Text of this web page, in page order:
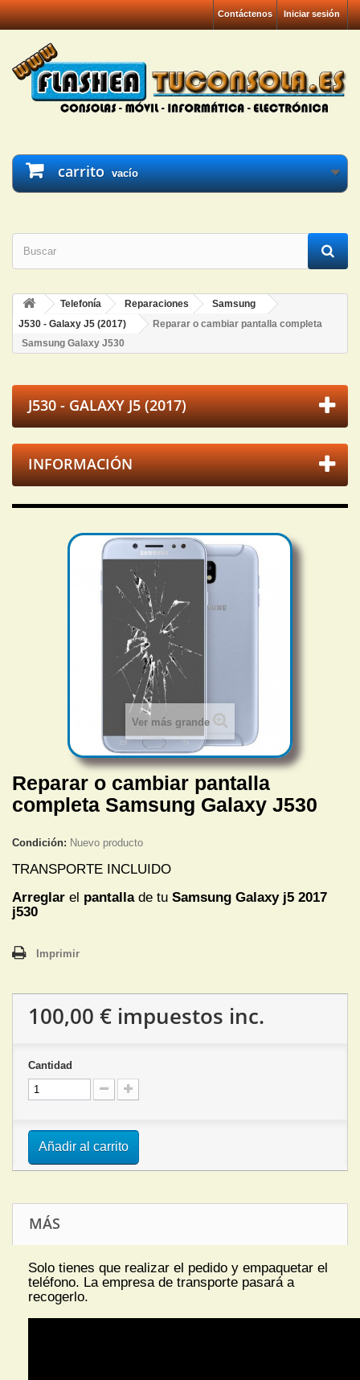
Iniciar sesión
Contáctenos
carrito vacío
Telefonía Reparaciones
Samsung
J530 - Galaxy J5 (2017)
Reparar o cambiar pantalla completa
Samsung Galaxy J530
J530 - GALAXY J5 (2017)
INFORMACIÓN
Ver más grande
Reparar o cambiar pantalla
completa Samsung Galaxy J530
Condición: Nuevo producto
TRANSPORTE INCLUIDO
Arreglar el pantallade tu Samsung Galaxy j5 2017
j530
Imprimir
100,00 € impuestos inc.
Cantidad
Añadir al carrito
MÁS
Solo tienes que realizar el pedido y empaquetar el
teléfono. La empresa de transporte pasará a
recogerlo.